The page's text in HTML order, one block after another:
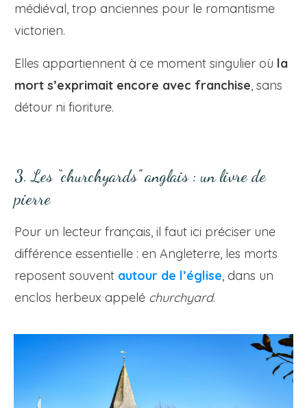
médiéval, trop anciennes pour le romantisme
victorien.
Elles appartiennent à ce moment singulier où la
mort s’exprimait encore avec franchise, sans
détour ni fioriture.
3. Les “churchyards” anglais : un livre de
pierre
Pour un lecteur français, il faut ici préciser une
différence essentielle : en Angleterre, les morts
reposent souvent autour de l’église, dans un
enclos herbeux appelé churchyard.